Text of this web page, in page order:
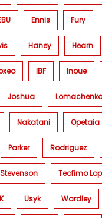
Ennis Fury
Haney Hearn
IBF Inoue
Joshua Lomachenko
Nakatani Opetaia
Parker Rodriguez
Stevenson Teofimo
Usyk Wardley